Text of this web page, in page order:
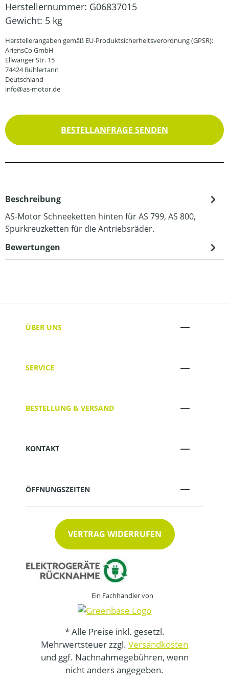
Herstellernummer: G06837015
Gewicht: 5 kg
Herstellerangaben gemäß EU-Produktsicherheitsverordnung (GPSR):
AriensCo GmbH
Ellwanger Str. 15
74424 Bühlertann
Deutschland
info@as-motor.de
BESTELLANFRAGE SENDEN
Beschreibung
AS-Motor Schneeketten hinten für AS 799, AS 800,
Spurkreuzketten für die Antriebsräder.
Bewertungen
ÜBER UNS
SERVICE
BESTELLUNG & VERSAND
KONTAKT
ÖFFNUNGSZEITEN
VERTRAG WIDERRUFEN
Ein Fachhändler von
* Alle Preise inkl. gesetzl.
Mehrwertsteuer zzgl. Versandkosten
und ggf. Nachnahmegebühren, wenn
nicht anders angegeben.